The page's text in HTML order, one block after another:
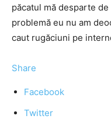
păcatul mă desparte
problemă eu nu am
caut rugăciuni pe
Share
Facebook
Twitter